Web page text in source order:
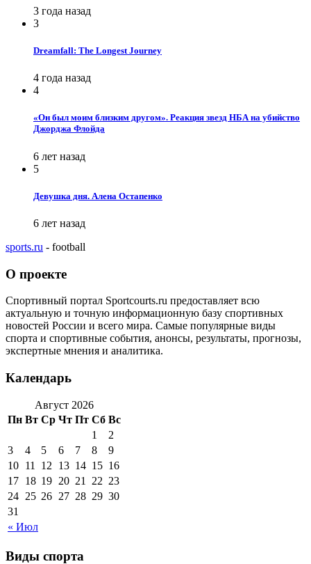
3 года назад
3
Dreamfall: The Longest Journey
4 года назад
4
«Он был моим близким другом». Реакция звезд НБА на убийство
Джорджа Флойда
6 лет назад
5
Девушка дня. Алена Остапенко
6 лет назад
sports.ru - football
О проекте
Спортивный портал Sportcourts.ru предоставляет всю
актуальную и точную информационную базу спортивных
новостей России и всего мира. Самые популярные виды
спорта и спортивные события, анонсы, результаты, прогнозы,
экспертные мнения и аналитика.
Календарь
Август 2026
Пн Вт Ср Чт Пт Сб Вс
« Июл
1
2
3
4 5 6 7 8
9
10 11 12 13 14 15 16
17 18 19 20 21 22 23
24 25 26 27 28 29 30
31
Виды спорта